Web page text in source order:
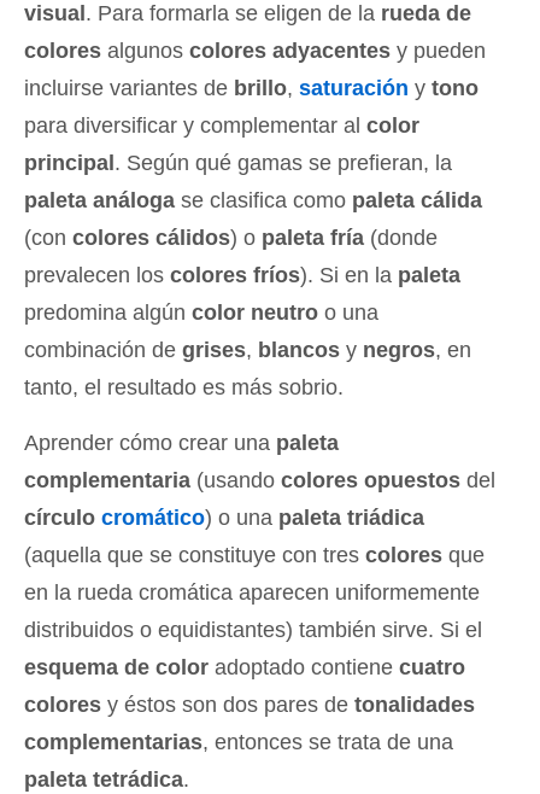
visual . Para formarla se eligen de la rueda de
colores algunos colores adyacentes y pueden
incluirse variantes de brillo, saturación y tono
para diversificar y complementar al color
principal . Según qué gamas se prefieran, la
paleta análoga se clasifica como paleta cálida
(con colores cálidos) o paleta fría (donde
prevalecen los colores fríos). Si en la paleta
predomina algún color neutro o una
combinación de grises, blancos y negros, en
tanto, el resultado es más sobrio.
Aprender cómo crear una paleta
complementaria (usando colores opuestos del
círculo cromático) o una paleta triádica
(aquella que se constituye con tres colores que
en la rueda cromática aparecen uniformemente
distribuidos o equidistantes) también sirve. Si el
esquema de color adoptado contiene cuatro
colores y éstos son dos pares de tonalidades
complementarias, entonces se trata de una
paleta tetrádica.